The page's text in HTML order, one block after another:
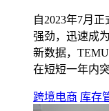
自2023年7月
强劲，迅速成
新数据，
在短短一年内
跨境电商 库存